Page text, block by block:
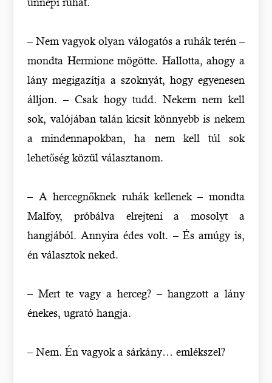
– Nem vagyok olyan válogatós a ruhák terén –
mondta Hermione mögötte. Hallotta, ahogy a
lány megigazítja a szoknyát, hogy egyenesen
álljon. – Csak hogy tudd. Nekem nem kell
sok, valójában talán kicsit könnyebb is nekem
a mindennapokban, ha nem kell túl sok
lehetőség közül választanom.
– A hercegnőknek ruhák kellenek – mondta
Malfoy, próbálva elrejteni a mosolyt a
hangjából. Annyira édes volt. – És amúgy is,
én választok neked.
– Mert te vagy a herceg? – hangzott a lány
énekes, ugrató hangja.
– Nem. Én vagyok a sárkány… emlékszel?